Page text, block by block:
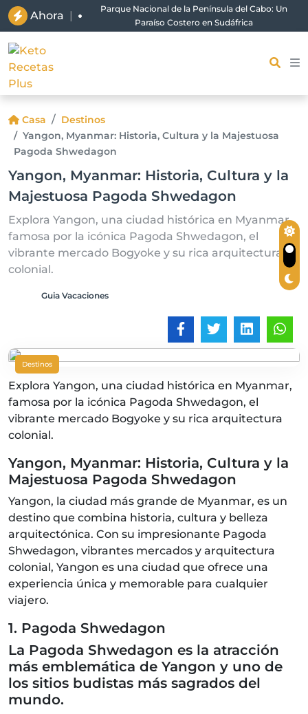
Ahora |
Parque Nacional de la Península del Cabo: Un
Paraíso Costero en Sudáfrica
Casa
Destinos
Yangon, Myanmar: Historia, Cultura y la Majestuosa
Pagoda Shwedagon
Yangon, Myanmar: Historia, Cultura y la
Majestuosa Pagoda Shwedagon
Explora Yangon, una ciudad histórica en Myanmar,
famosa por la icónica Pagoda Shwedagon, el
vibrante mercado Bogyoke y su rica arquitectura
colonial.
Guia Vacaciones
Destinos
Explora Yangon, una ciudad histórica en Myanmar,
famosa por la icónica Pagoda Shwedagon, el
vibrante mercado Bogyoke y su rica arquitectura
colonial.
Yangon, Myanmar: Historia, Cultura y la
Majestuosa Pagoda Shwedagon
Yangon, la ciudad más grande de Myanmar, es un
destino que combina historia, cultura y belleza
arquitectónica. Con su impresionante Pagoda
Shwedagon, vibrantes mercados y arquitectura
colonial, Yangon es una ciudad que ofrece una
experiencia única y memorable para cualquier
viajero.
1. Pagoda Shwedagon
La Pagoda Shwedagon es la atracción
más emblemática de Yangon y uno de
los sitios budistas más sagrados del
mundo.